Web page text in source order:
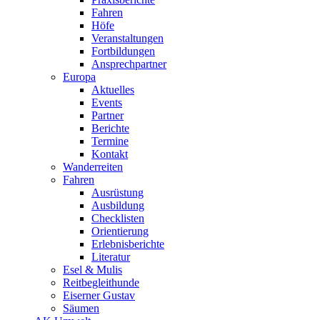
Fahren
Höfe
Veranstaltungen
Fortbildungen
Ansprechpartner
Europa
Aktuelles
Events
Partner
Berichte
Termine
Kontakt
Wanderreiten
Fahren
Ausrüstung
Ausbildung
Checklisten
Orientierung
Erlebnisberichte
Literatur
Esel & Mulis
Reitbegleithunde
Eiserner Gustav
Säumen